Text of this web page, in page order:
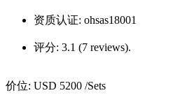
资质认证: ohsas18001
评分: 3.1 (7 reviews).
价位: USD 5200 /Sets